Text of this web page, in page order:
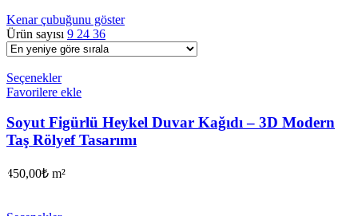
Kenar çubuğunu göster
Ürün sayısı 9 24 36
Seçenekler
Favorilere ekle
Soyut Figürlü Heykel Duvar Kağıdı – 3D Modern
Taş Rölyef Tasarımı
450,00₺ m²